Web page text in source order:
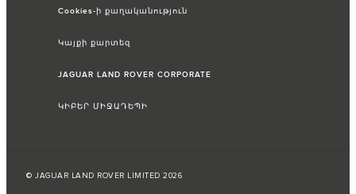
Cookies-ի քաղականություն
Կայքի քարտեզ
JAGUAR LAND ROVER CORPORATE
ԿԻԲԵՐ ՄԻՋԱԴԵՊԻ
© JAGUAR LAND ROVER LIMITED 2026